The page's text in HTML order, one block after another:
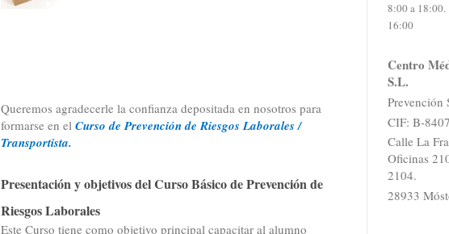
Queremos agradecerle la confianza depositada en nosotros para
formarse en elCurso de Prevención de Riesgos Laborales /
Transportista.
Presentación y objetivos del Curso Básico de Prevención de
Riesgos Laborales
Este Curso tiene como objetivo principal capacitar al alumno
8:00 a 18:00.
16:00
Centro
S.L.
Prevención
CIF: B-
Calle La
Oficinas
2104.
28933